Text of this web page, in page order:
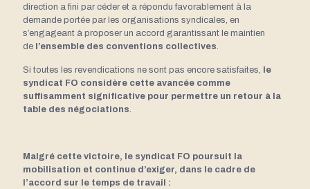
direction a fini par céder et a répondu favorablement à la
demande portée par les organisations syndicales, en
s’engageant à proposer un accord garantissant le maintien
de l’ensemble des conventions collectives.
Si toutes les revendications ne sont pas encore satisfaites,
le
syndicat FO considère cette avancée comme
suffisamment significative pour permettre un retour à la
table des négociations.
Malgré cette victoire, le syndicat FO poursuit la
mobilisation et continue d’exiger, dans le cadre de
l’accord sur le temps de travail :